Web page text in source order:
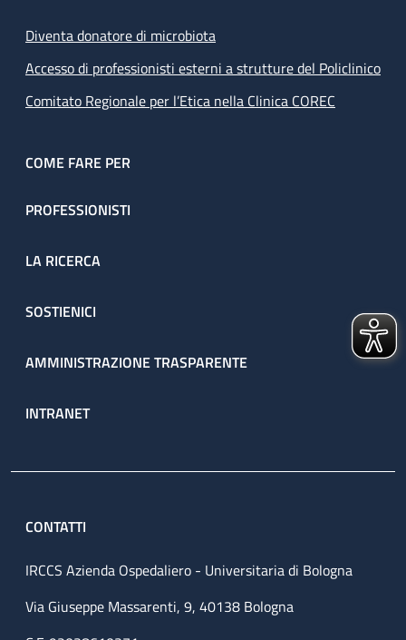
Diventa donatore di microbiota
Accesso di professionisti esterni a strutture del Policlinico
Comitato Regionale per l’Etica nella Clinica COREC
COME FARE PER
PROFESSIONISTI
LA RICERCA
SOSTIENICI
AMMINISTRAZIONE TRASPARENTE
INTRANET
CONTATTI
IRCCS Azienda Ospedaliero - Universitaria di Bologna
Via Giuseppe Massarenti, 9, 40138 Bologna